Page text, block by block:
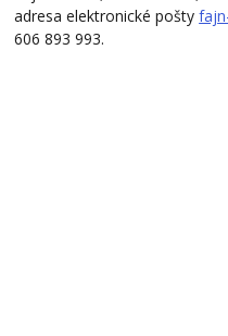
adresa elektronické pošty
606 893 993.